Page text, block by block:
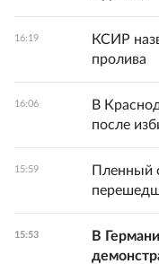
16:19
КСИР
пролива
16:06
В
после
15:59
Пленный
15:53
В